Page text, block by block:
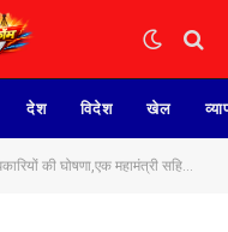
देश विदेश खेल
मामला… भाजयुमो जिला अध्यक्ष विप्लव जैन के जिला उपाध्यक्ष बनने के बाद अब सभी की नजर युवा मोर्चा अध्यक्ष पद पर